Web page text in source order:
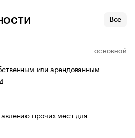
Все
ОСНОВНОЙ
или арендованным
прочих мест для